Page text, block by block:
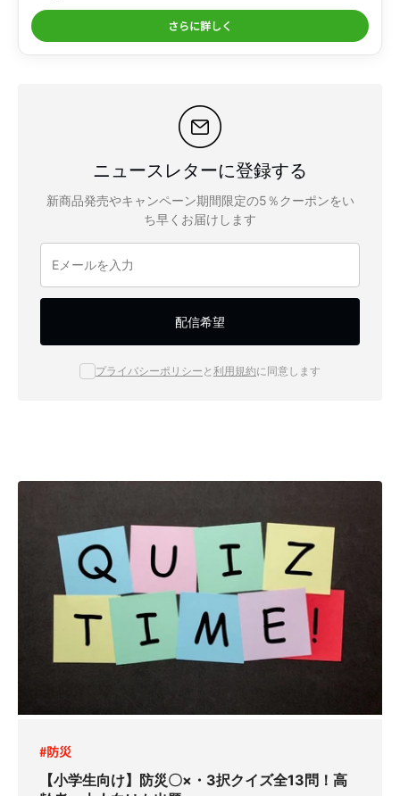
さらに詳しく
ニュースレターに登録する
新商品発売やキャンペーン期間限定の5％クーポンをい
ち早くお届けします
配信希望
プライバシーポリシー と 利用規約に同意します
#防災
【小学生向け】防災〇×・3択クイズ全13問！高